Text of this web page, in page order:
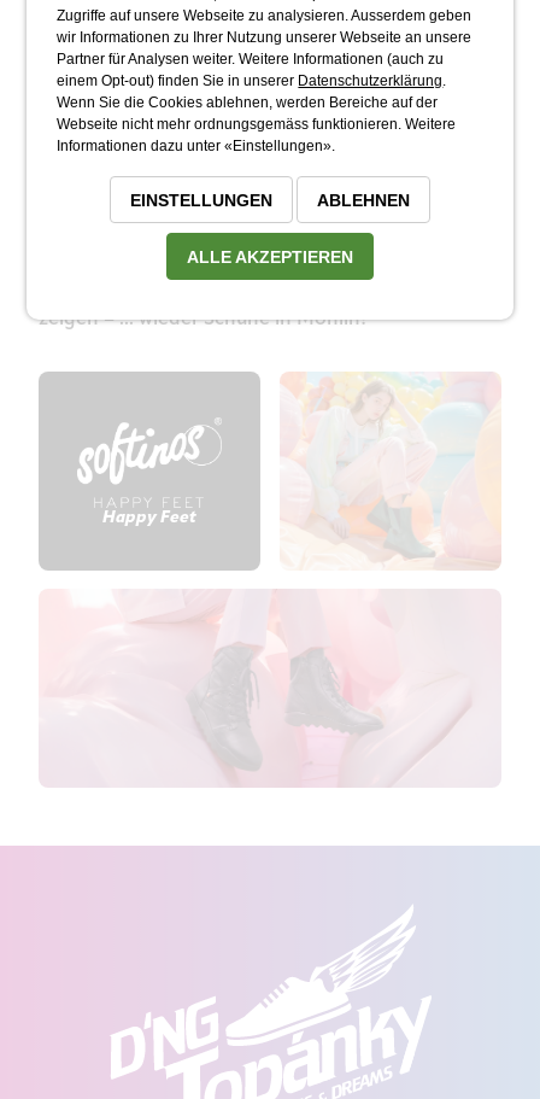
Produktion ein tiefes Verständnis für
Materialbeschaffenheit hat, ist besonders von der
Lederqualität dieser Marke überzeugt. Wir finden:
Weichheit und Qualität gehören einfach
zusammen!
Kommen Sie vorbei, schlüpfen Sie in ein Paar
Softinos und erleben Sie selbst, was echtes
„Wohlfühl-Gehen“ bedeutet. Wir freuen uns darauf,
zeigen – ... wieder Schuhe in Möhlin!
Happy Feet
Zugriffe auf unsere Webseite zu analysieren. Ausserdem geben
wir Informationen zu Ihrer Nutzung unserer Webseite an unsere
Partner für Analysen weiter. Weitere Informationen (auch zu
einem Opt-out) finden Sie in unserer Datenschutzerklärung.
Wenn Sie die Cookies ablehnen, werden Bereiche auf der
Webseite nicht mehr ordnungsgemäss funktionieren. Weitere
Informationen dazu unter «Einstellungen».
EINSTELLUNGEN ABLEHNEN
ALLE AKZEPTIEREN